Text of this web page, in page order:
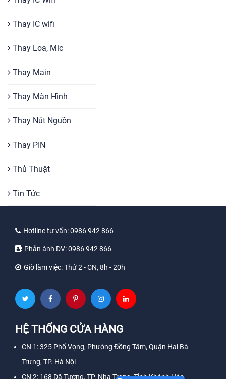
Thay IC wifi
Thay Loa, Mic
Thay Main
Thay Màn Hình
Thay Nút Nguồn
Thay PIN
Thủ Thuật
Tin Tức
Hotline tư vấn:0986 942 866
Phản ánh DV:0986 942 866
Giờ làm việc:Thứ 2 - CN, 8h - 20h
HỆ THỐNG CỬA HÀNG
CN 1: 325 Phố Vọng, Phường Đồng Tâm, Quận Hai Bà
Trưng, TP. Hà Nội
CN 2: 168 Dã Tượng, TP. Nha Trang, Tỉnh Khánh Hòa